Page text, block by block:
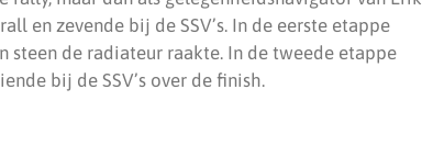
en zevende bij de SSV’s. In de eerste etappe
de radiateur raakte. In de tweede etappe
bij de SSV’s over de finish.